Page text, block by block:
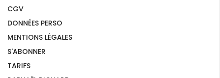
CGV
DONNÉES PERSO
MENTIONS LÉGALES
S'ABONNER
TARIFS